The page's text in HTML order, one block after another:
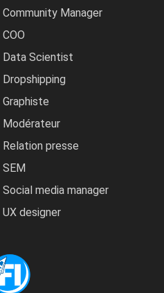
Community Manager
COO
Data Scientist
Dropshipping
Graphiste
Modérateur
Relation presse
SEM
Social media manager
UX designer